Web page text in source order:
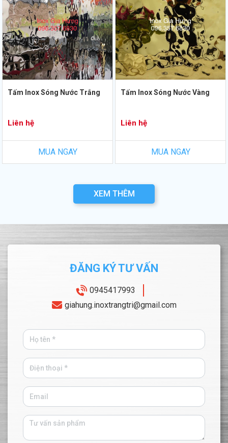
Tấm Inox Sóng Nước Trắng
Liên hệ
MUA NGAY
Tấm Inox Sóng Nước Vàng
Liên hệ
MUA NGAY
XEM THÊM
ĐĂNG KÝ TƯ VẤN
0945417993
giahung.inoxtrangtri@gmail.com